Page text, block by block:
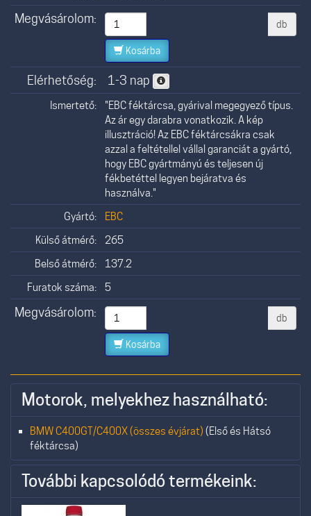
Megvásárolom:
db
Kosárba
Elérhetőség: 1-3 nap
Ismertető:
"EBC féktárcsa, gyárival megegyező típus.
Az ár egy darabra vonatkozik. A kép
illusztráció! Az EBC féktárcsákra csak
azzal a feltétellel vállal garanciát a gyártó,
hogy EBC gyártmányú és teljesen új
fékbetéttel legyen bejáratva és
használva."
Gyártó:
EBC
Külső átmérő:
265
Belső átmérő:
137.2
Furatok száma:
5
Megvásárolom: db
Kosárba
Motorok, melyekhez használható:
BMW C400GT/C400X (összes évjárat) (Első és Hátsó
féktárcsa)
További kapcsolódó termékeink: